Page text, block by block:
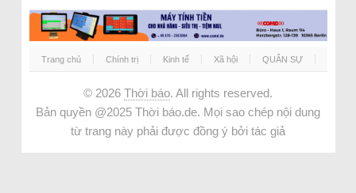
Trang chủ Chính trị Kinh tế Xã hội QUÂN SỰ
© 2026 Thời báo. All rights reserved.
Bản quyền @2025 Thời báo.de. Mọi sao chép nội dung
từ trang này phải được đồng ý bởi tác giả